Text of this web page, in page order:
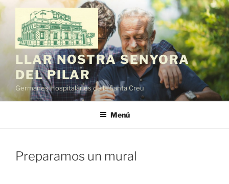
Saltar
contenido
LLAR NOSTRA SENYORA
DEL PILAR
Germanes Hospitalàries de la Santa Creu
Menú
Preparamos un mural